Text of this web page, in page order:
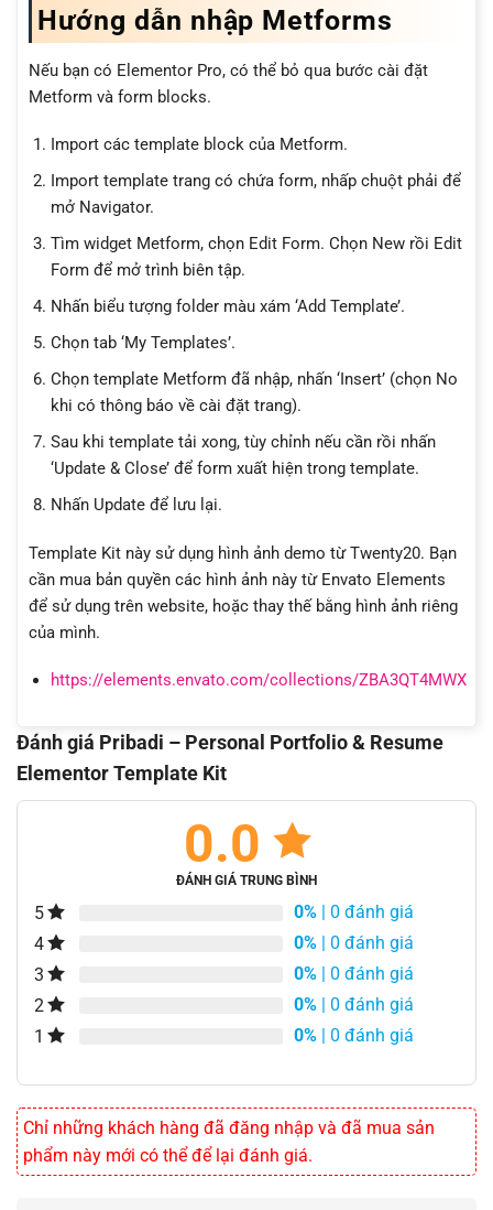
Hướng dẫn nhập Metforms
Nếu bạn có Elementor Pro, có thể bỏ qua bước cài đặt
Metform và form blocks.
Import các template block của Metform.
Import template trang có chứa form, nhấp chuột phải để
mở Navigator.
Tìm widget Metform, chọn Edit Form. Chọn New rồi Edit
Form để mở trình biên tập.
Nhấn biểu tượng folder màu xám ‘Add Template’.
Chọn tab ‘My Templates’.
Chọn template Metform đã nhập, nhấn ‘Insert’ (chọn No
khi có thông báo về cài đặt trang).
Sau khi template tải xong, tùy chỉnh nếu cần rồi nhấn
‘Update & Close’ để form xuất hiện trong template.
Nhấn Update để lưu lại.
Template Kit này sử dụng hình ảnh demo từ Twenty20. Bạn
cần mua bản quyền các hình ảnh này từ Envato Elements
để sử dụng trên website, hoặc thay thế bằng hình ảnh riêng
của mình.
https://elements.envato.com/collections/ZBA3QT4MWX
Đánh giá Pribadi – Personal Portfolio & Resume
Elementor Template Kit
0.0
ĐÁNH GIÁ TRUNG BÌNH
5 0% | 0 đánh giá
4
0% | 0 đánh giá
3
0% | 0 đánh giá
2
0% | 0 đánh giá
1
0% | 0 đánh giá
Chỉ những khách hàng đã đăng nhập và đã mua sản
phẩm này mới có thể để lại đánh giá.